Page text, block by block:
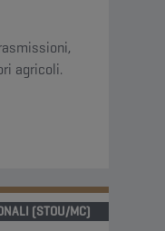
agricoli.
(STOU/MC)